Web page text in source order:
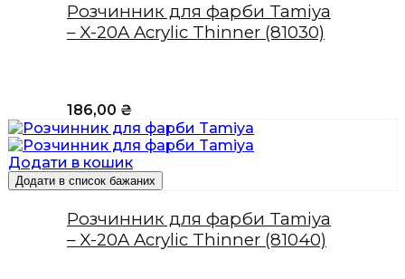
Розчинник для фарби Tamiya
– X-20A Acrylic Thinner (81030)
186,00 ₴
Додати в кошик
Додати в список бажаних
Розчинник для фарби Tamiya
– X-20A Acrylic Thinner (81040)